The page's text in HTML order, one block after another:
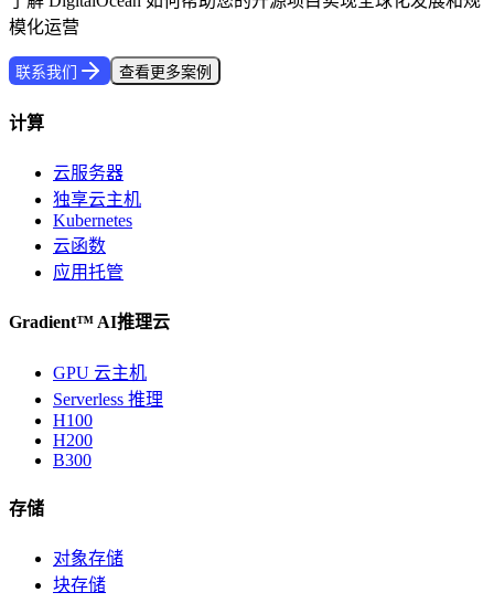
模化运营
联系我们 查看更多案例
计算
云服务器
独享云主机
Kubernetes
云函数
应用托管
Gradient™ AI推理云
GPU 云主机
Serverless 推理
H100
H200
B300
存储
对象存储
块存储